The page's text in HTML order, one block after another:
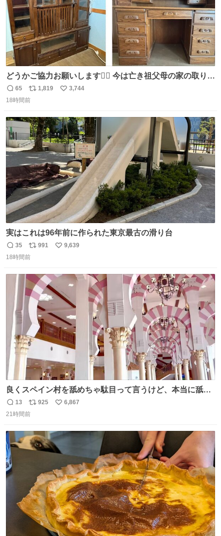
どうかご協力お願いします🙇‍♂️ 今は亡き祖父母の家の取り壊
しが決まり、どうしても処分して欲しくない食器棚と机の
引き取り手を探しております この2つは私の祖母が当初一
さで亡くなりましたが、この家具達をとても大切にしてお
りました 続く↓
返
信
65
リ
ポ
ト
数
1,819
い
数
3,744
18時間前
実はこれは96年前に作られた東京最古の滑り台
返
信
35
リ
ポ
ト
数
991
い
9,639
18時間前
良くスペイン村を舐めちゃ駄目って言うけど、本当に舐め
ちゃ行けないのはスペィン村ホテル🏛🏨 だってロビーから
中庭抜けるだけでこの有様🤩 ディズニーホテル泊まってる
ニャは益々素晴らしい場所になってる
返
信
13
リ
ポ
ト
数
925
い
数
6,867
21時間前